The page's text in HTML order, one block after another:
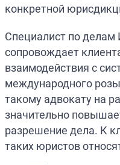
конкретной
Специалист по делам
сопровождает
взаимодействия с
международного
такому адвокату на
значительно
разрешение дела. К
таких юристов